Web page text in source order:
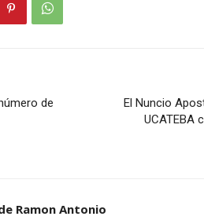
de
El Nuncio
UCATEBA
Ramon Antonio